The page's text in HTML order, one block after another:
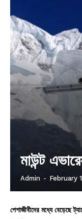
মাউন্ট
Admin - February
পেশাজীবীদের মধ্যে বেড়েছে